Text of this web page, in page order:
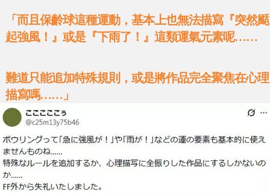
「而且保齡球這種運動，基本上也無法描寫『突然颳
起強風！』或是『下雨了！』這類運氣元素呢……
難道只能追加特殊規則，或是將作品完全聚焦在心理
描寫嗎……」